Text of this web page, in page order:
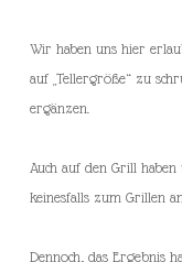
Wir haben uns hier
auf „Tellergröße“ zu
ergänzen.
Auch auf den Grill
keinesfalls zum Grillen
Dennoch, das Ergebnis